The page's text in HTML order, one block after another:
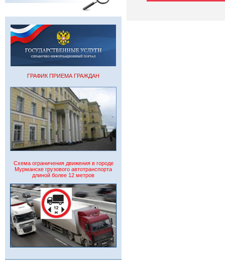
ГРАФИК ПРИЕМА ГРАЖДАН
Схема ограничения движения в городе
Мурманске грузового автотранспорта
длиной более 12 метров